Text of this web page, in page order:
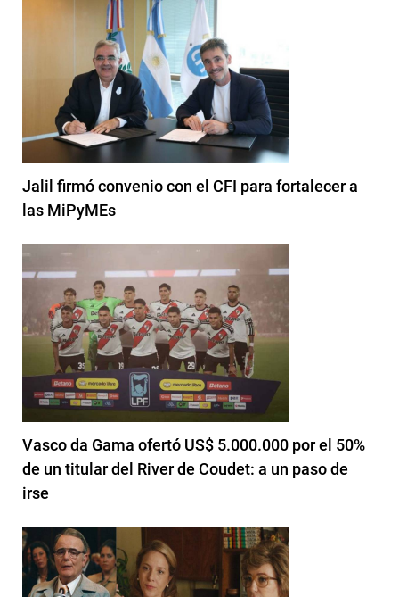
Jalil firmó convenio con el CFI para fortalecer a
las MiPyMEs
Vasco da Gama ofertó US$ 5.000.000 por el 50%
de un titular del River de Coudet: a un paso de
irse